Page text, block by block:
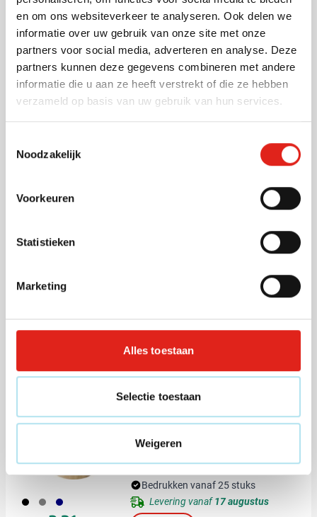
en om ons websiteverkeer te analyseren. Ook delen we
informatie over uw gebruik van onze site met onze
partners voor social media, adverteren en analyse. Deze
partners kunnen deze gegevens combineren met andere
informatie die u aan ze heeft verstrekt of die ze hebben
verzameld op basis van uw gebruik van hun services.
Noodzakelijk
Voorkeuren
Statistieken
Marketing
Alles toestaan
Selectie toestaan
Weigeren
Snelle levering!
Dit artikel wordt extra snel geleverd. Bestel maximaal
100 stuks, kies voor de drukoptie 'Graveren' en
ontvang uw bestelling al 3 dagen later! Keur zeker uw
drukproef voor 12u goed, anders kan een termijn van 3
werkdagen niet gegarandeerd worden. Niet geldig op
360° bedrukking of 360° gravering.
Lees meer
Specificaties
Merk
Materiaal
Diameter
Andere klanten kozen ook voor
001 003 536
Reisbeker Sophia | 300 ml | RVS
| Dubbelwandig | Bamboe detail
Bedrukken vanaf 25 stuks
Levering vanaf17 augustus